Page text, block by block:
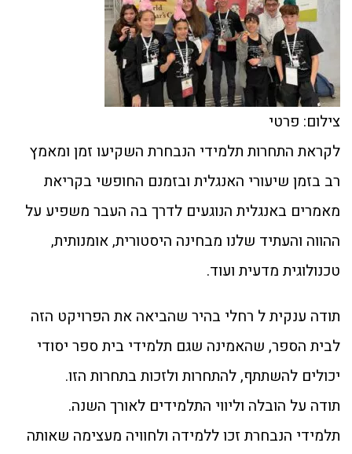
צילום: פרטי
לקראת התחרות תלמידי הנבחרת השקיעו זמן ומאמץ
רב בזמן שיעורי האנגלית ובזמנם החופשי בקריאת
מאמרים באנגלית הנוגעים לדרך בה העבר משפיע על
ההווה והעתיד שלנו מבחינה היסטורית, אומנותית,
טכנולוגית מדעית ועוד.
תודה ענקית ל רחלי בהיר שהביאה את הפרויקט הזה
לבית הספר, שהאמינה שגם תלמידי בית ספר יסודי
יכולים להשתתף, להתחרות ולזכות בתחרות הזו.
תודה על הובלה וליווי התלמידים לאורך השנה.
תלמידי הנבחרת זכו ללמידה ולחוויה מעצימה שאותה